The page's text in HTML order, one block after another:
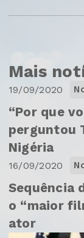
Mais
19/09/2020
“Por que
perguntou
Nigéria
16/09/2020
Sequência
o “maior
ator